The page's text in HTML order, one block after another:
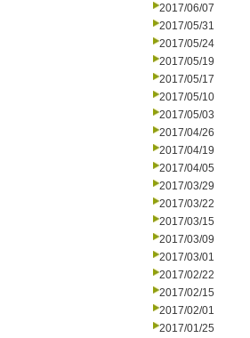
2017/06/07
2017/05/31
2017/05/24
2017/05/19
2017/05/17
2017/05/10
2017/05/03
2017/04/26
2017/04/19
2017/04/05
2017/03/29
2017/03/22
2017/03/15
2017/03/09
2017/03/01
2017/02/22
2017/02/15
2017/02/01
2017/01/25